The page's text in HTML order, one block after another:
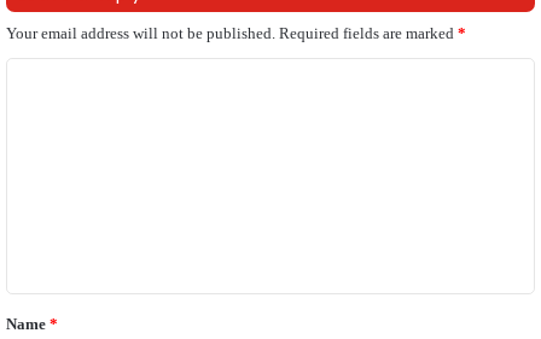
Your email address will not be published. Required fields are marked *
t
*
Name *